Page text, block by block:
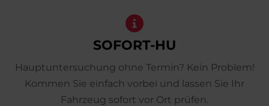
SOFORT-HU
Hauptuntersuchung ohne Termin? Kein Problem!
Kommen Sie einfach vorbei und lassen Sie Ihr
Fahrzeug sofort vor Ort prüfen.